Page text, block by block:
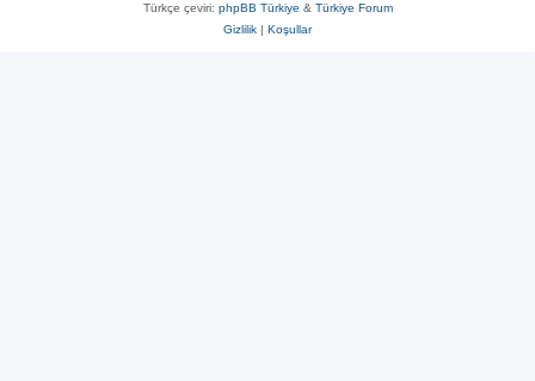
Türkçe çeviri: phpBB Türkiye & Türkiye Forum
Gizlilik | Koşullar